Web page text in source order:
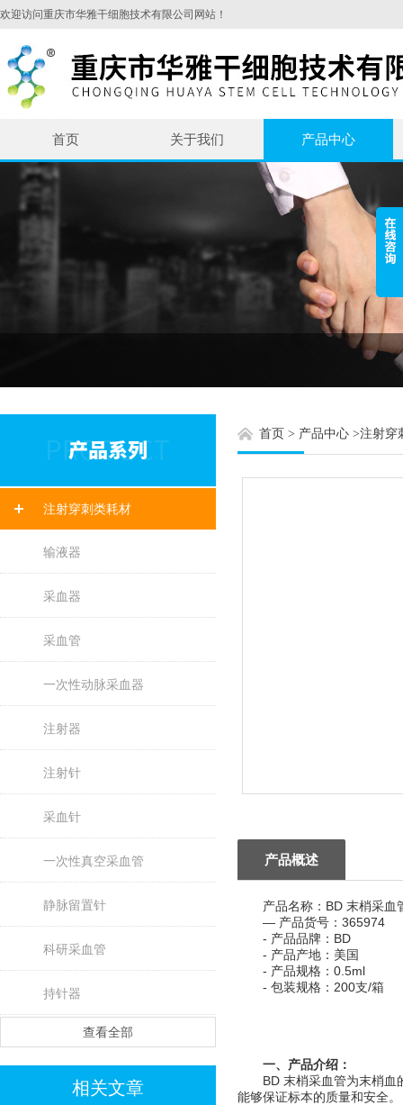
欢迎访问重庆市华雅干细胞技术有限公司网站！
首页 关于我们 产品中心
注射穿刺类耗材
输液器
采血器
采血管
一次性动脉采血器
注射器
注射针
采血针
一次性真空采血管
静脉留置针
科研采血管
持针器
查看全部
相关文章
首页 > 产品中心 >注射穿
产品概述
产品名称：BD 末梢采血
— 产品货号：365974
- 产品品牌：BD
- 产品产地：美国
- 产品规格：0.5ml
- 包装规格：200支/箱
一、产品介绍：
BD 末梢采血管为末梢血的
能够保证标本的质量和安全。